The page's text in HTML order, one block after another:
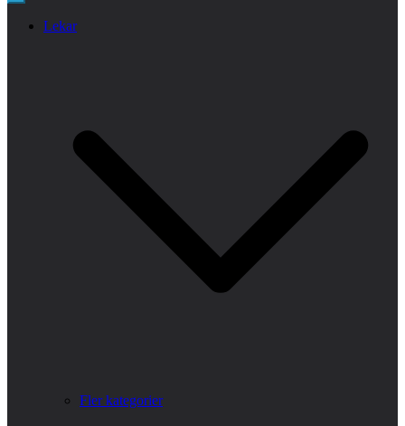
Lekar
Fler kategorier